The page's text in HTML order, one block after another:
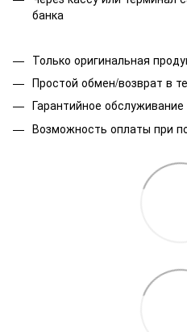
банка
Только оригинальная
Простой обмен/возврат в
Гарантийное
Возможность оплаты при